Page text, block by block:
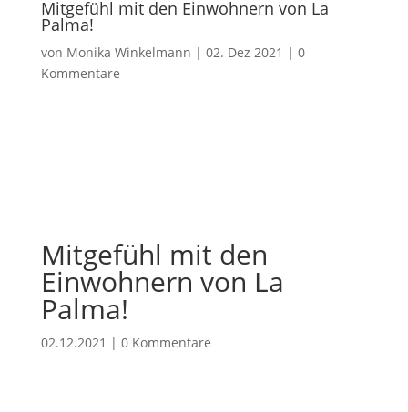
Mitgefühl mit den Einwohnern von La
Palma!
von Monika Winkelmann | 02. Dez 2021 | 0
Kommentare
Mitgefühl mit den
Einwohnern von La
Palma!
02.12.2021 | 0 Kommentare